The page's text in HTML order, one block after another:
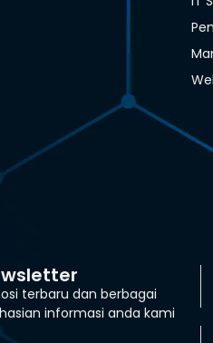
terbaru dan berbagai
informasi anda kami